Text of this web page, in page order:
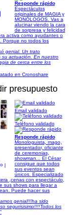
Responde rápido
Espectáculos
originales de MAGIA y
MONÓLOGOS. Vas a
alucinar viendo la cara
de sorpresa y felicidad
activa como ayudantes o
Porque no todos los
genial. Un trato
su actuación. En nuestro
de cerca entre los
en Cronoshare
presupuesto
|
Email validado
Teléfono validado
Responde rápido
Monologuista, mago,
presentador, oficiante
de ceremonias,
showman... El César
consigue que todos
sus eventos sean
únicos. Especializado
,cenas con espectáculo,
sus shows para llegar a
Puede hacer sus
genial!!!ha sido
segurisisimo!!!!Todos los